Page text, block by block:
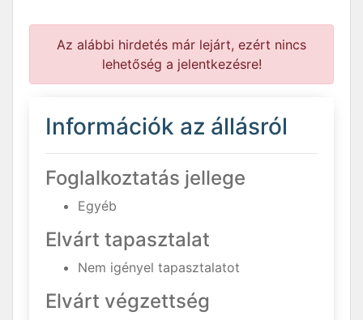
Az alábbi hirdetés már lejárt, ezért nincs
lehetőség a jelentkezésre!
Információk az állásról
Foglalkoztatás jellege
Egyéb
Elvárt tapasztalat
Nem igényel tapasztalatot
Elvárt végzettség